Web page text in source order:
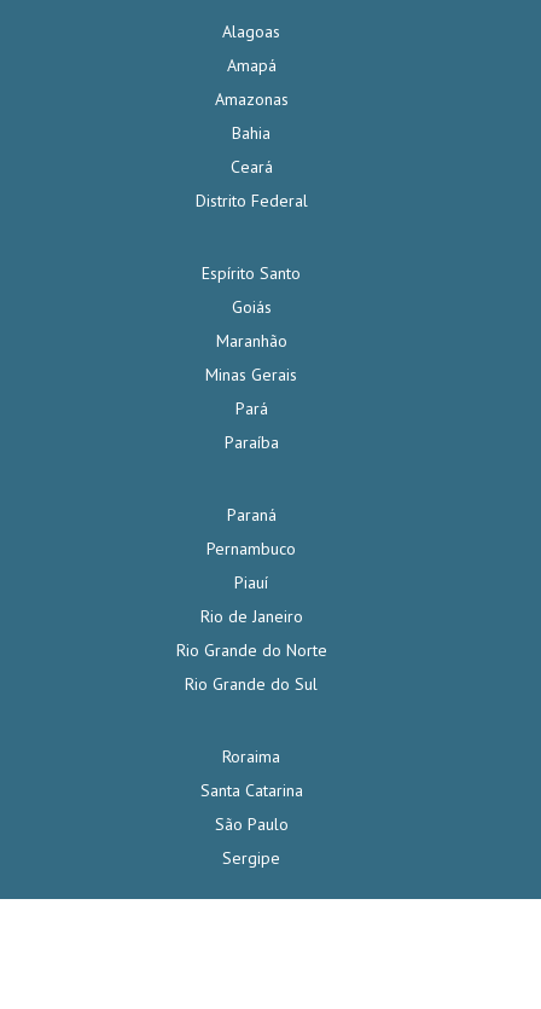
Alagoas
Amapá
Amazonas
Bahia
Ceará
Distrito Federal
Espírito Santo
Goiás
Maranhão
Minas Gerais
Pará
Paraíba
Paraná
Pernambuco
Piauí
Rio de Janeiro
Rio Grande do Norte
Rio Grande do Sul
Roraima
Santa Catarina
São Paulo
Sergipe